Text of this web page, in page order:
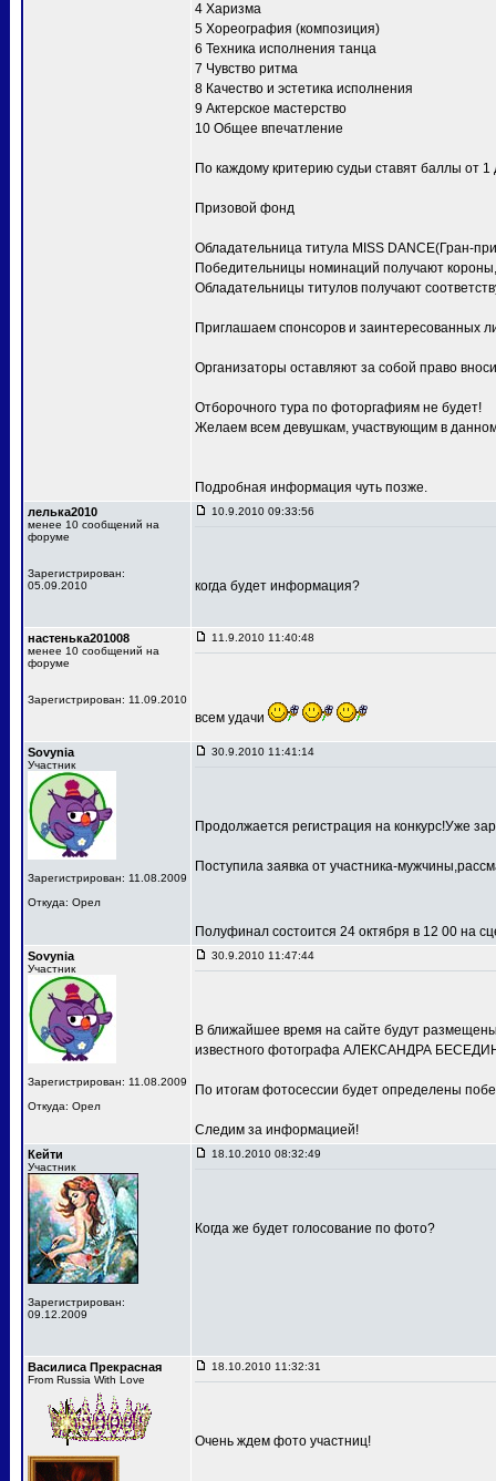
4 Харизма
5 Хореография (композиция)
6 Техника исполнения танца
7 Чувство ритма
8 Качество и эстетика исполнения
9 Актерское мастерство
10 Общее впечатление
По каждому критерию судьи ставят баллы от
Призовой фонд
Обладательница титула MISS DANCE(Гран-
Победительницы номинаций получают
Обладательницы титулов получают
Приглашаем спонсоров и заинтересованных
Организаторы оставляют за собой право
Отборочного тура по фоторгафиям не будет!
Желаем всем девушкам, участвующим в данном
Подробная информация чуть позже.
лелька2010
менее 10 сообщений на
форуме
Зарегистрирован:
05.09.2010
10.9.2010 09:33:56
когда будет информация?
настенька201008
менее 10 сообщений на
форуме
Зарегистрирован: 11.09.2010
11.9.2010 11:40:48
всем удачи
Sovynia
Участник
Зарегистрирован: 11.08.2009
Откуда: Орел
30.9.2010 11:41:14
Продолжается регистрация на конкурс!Уже
Поступила заявка от участника-
Полуфинал состоится 24 октября в 12 00 на
Sovynia
Участник
Зарегистрирован: 11.08.2009
Откуда: Орел
30.9.2010 11:47:44
В ближайшее время на сайте будут
известного фотографа АЛЕКСАНДРА
По итогам фотосессии будет определены
Следим за информацией!
Кейти
Участник
Зарегистрирован:
09.12.2009
18.10.2010 08:32:49
Когда же будет голосование по фото?
Василиса Прекрасная
From Russia With Love
18.10.2010 11:32:31
Очень ждем фото участниц!